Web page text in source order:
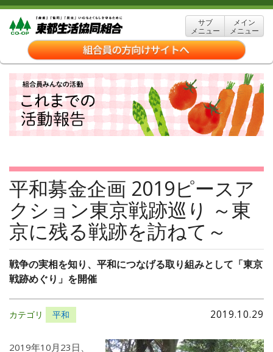
サブ
メニュー
メイン
メニュー
平和募金企画 2019ピースア
クション東京戦跡巡り ～東
京に残る戦跡を訪ねて～
戦争の実相を知り、平和につなげる取り組みとして「東京
戦跡めぐり」を開催
2019.10.29
カテゴリ 平和
2019年10月23日、